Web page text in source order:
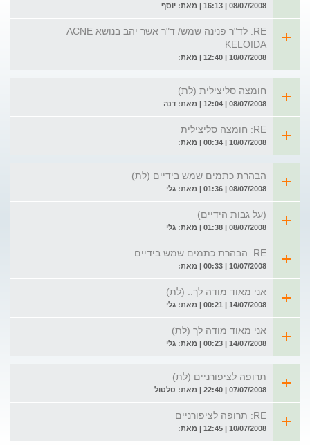
08/07/2008 | 16:13 | מאת: יוסף
RE: לד"ר פנינה שמש/ ד"ר אשר יהב בנושא ACNE
KELOIDA
10/07/2008 | 12:40 | מאת:
חומצה סליצילית (לת)
08/07/2008 | 12:04 | מאת: דנה
RE: חומצה סליצילית
10/07/2008 | 00:34 | מאת:
הבהרת כתמים שמש בידיים (לת)
08/07/2008 | 01:36 | מאת: גלי
(על גבות הידיים)
08/07/2008 | 01:38 | מאת: גלי
RE: הבהרת כתמים שמש בידיים
10/07/2008 | 00:33 | מאת:
אני מאוד מודה לך.. (לת)
14/07/2008 | 00:21 | מאת: גלי
אני מאוד מודה לך (לת)
14/07/2008 | 00:23 | מאת: גלי
תרופה לציפורניים (לת)
07/07/2008 | 22:40 | מאת: טלטול
RE: תרופה לציפורניים
10/07/2008 | 12:45 | מאת: